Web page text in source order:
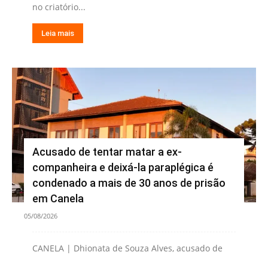
no criatório...
Leia mais
Acusado de tentar matar a ex-
companheira e deixá-la paraplégica é
condenado a mais de 30 anos de prisão
em Canela
05/08/2026
CANELA | Dhionata de Souza Alves, acusado de